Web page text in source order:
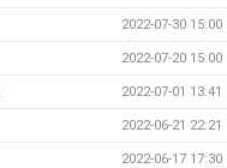
2022-07-30 15:00
2022-07-20 15:00
2022-07-01 13:41
2022-06-21 22:21
2022-06-17 17:30